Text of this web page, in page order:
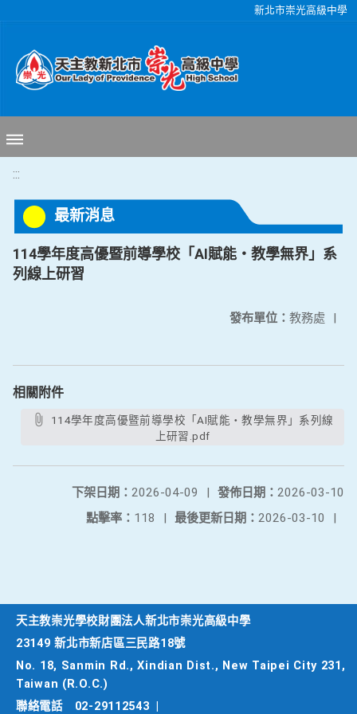
新北市崇光高級中學
:::
最新消息
114學年度高優暨前導學校「AI賦能・教學無界」系
列線上研習
發布單位： 教務處 |
相關附件
上研習.pdf
發佈日期： 2026-03-10
下架日期： 2026-04-09
|
最後更新日期： 2026-03-10 |
點擊率： 118 |
天主教崇光學校財團法人新北市崇光高級中學
23149 新北市新店區三民路18號
No. 18, Sanmin Rd., Xindian Dist., New Taipei City 231,
Taiwan (R.O.C.)
聯絡電話
02-29112543